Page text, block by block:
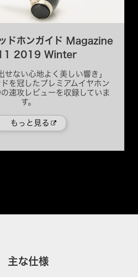
ドホンガイド Magazine
2019 Winter
せない心地よく美しい響き」
を冠したプレミアムイヤホン
速攻レビューを収録していま
す。
もっと見る
主な仕様